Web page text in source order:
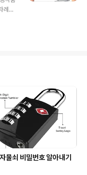
이
져 상
도
례씩
일
공식
이
많
의 위
다. 조
물쇠 비밀번호 알아내기